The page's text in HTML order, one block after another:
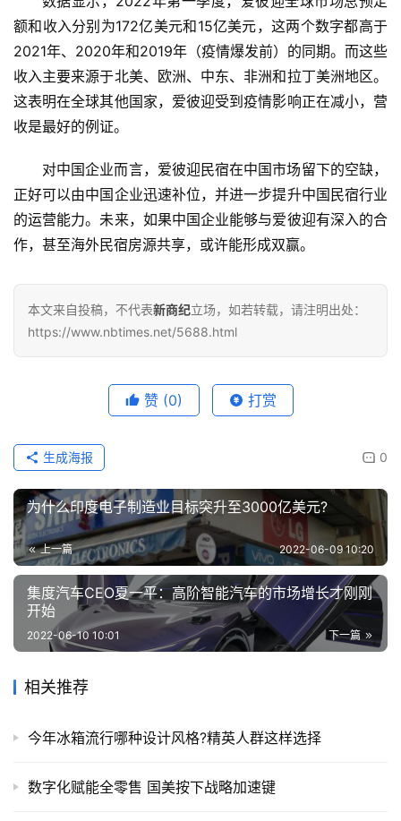
额和收入分别为172亿美元和15亿美元，这两个数字都高于
2021年、2020年和2019年 （疫情爆发前） 的同期。 而这些
收入主要来源于北美、欧洲、中东、非洲和拉丁美洲地区。
这表明在全球其他国家，爱彼迎受到疫情影响正在减小，营
收是最好的例证。
对中国企业而言，爱彼迎民宿在中国市场留下的空缺，
正好可以由中国企业迅速补位，并进一步提升中国民宿行业
的运营能力。未来，如果中国企业能够与爱彼迎有深入的合
作，甚至海外民宿房源共享，或许能形成双赢。
本文来自投稿，不代表新商纪立场，如若转载，请注明出处：
https://www.nbtimes.net/5688.html
赞 (0) 打赏
0
生成海报
为什么印度电子制造业目标突升至3000亿美元?
上一篇 2022-06-09 10:20
集度汽车CEO夏一平：高阶智能汽车的市场增长才刚刚
开始
下一篇
2022-06-10 10:01
相关推荐
今年冰箱流行哪种设计风格?精英人群这样选择
数字化赋能全零售 国美按下战略加速键